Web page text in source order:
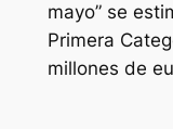
mayo” se
Primera
millones de